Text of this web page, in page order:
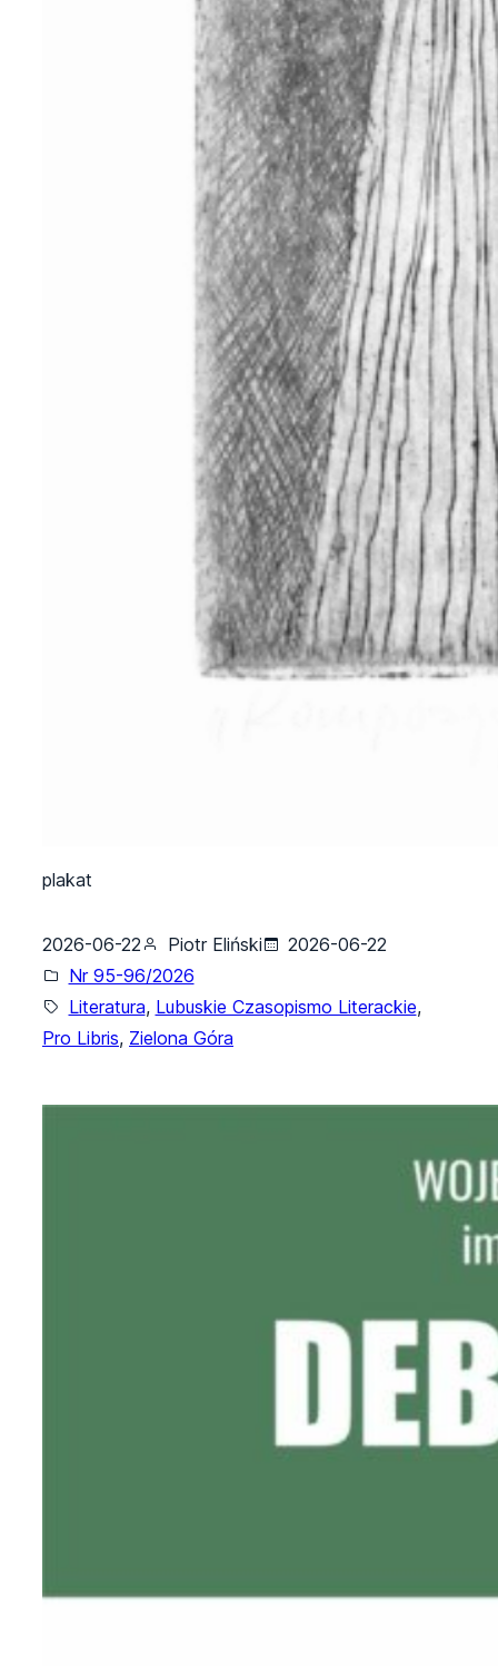
plakat
2026-06-22 Piotr Eliński
2026-06-22
Nr 95-96/2026
Literatura, Lubuskie Czasopismo Literackie,
Pro Libris, Zielona Góra